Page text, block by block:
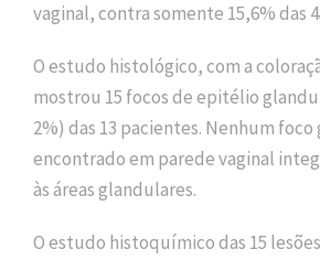
vaginal, contra somente 15,6% das
O estudo histológico, com a
mostrou 15 focos de epitélio
2%) das 13 pacientes. Nenhum
encontrado em parede vaginal
às áreas glandulares.
O estudo histoquímico das 15